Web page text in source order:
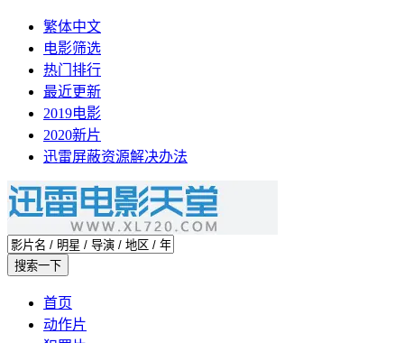
繁体中文
电影筛选
热门排行
最近更新
2019电影
2020新片
迅雷屏蔽资源解决办法
首页
动作片